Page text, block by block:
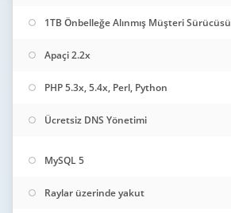
1TB Önbelleğe Alınmış Müşteri Sürücüsü
Apaçi 2.2x
PHP 5.3x, 5.4x, Perl, Python
Ücretsiz DNS Yönetimi
MySQL 5
Raylar üzerinde yakut